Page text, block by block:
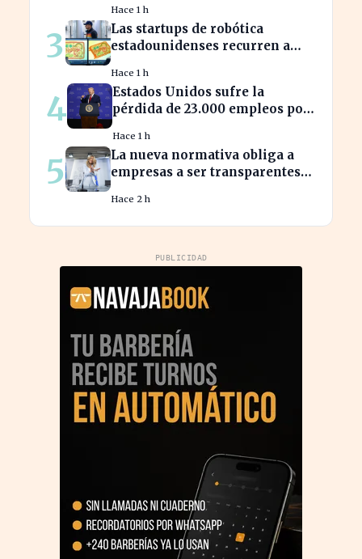
Hace 1 h
3
Las startups de robótica
estadounidenses recurren a
costes
Hace 1 h
4
Estados Unidos sufre la
pérdida de 23.000 empleos por
Hace 1 h
5
La nueva normativa obliga a
empresas a ser transparentes
trabajadores en puestos
similares
Hace 2 h
PUBLICIDAD